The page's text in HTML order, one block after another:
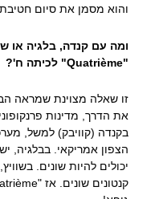
והוא מסמן את סיום חטיבת
ומה עם קנדה, בלגיה או
"Quatrième" לכיתה ח'?
זו שאלה מצוינת שמראה
את הדרך, מדינות
בקנדה (קוויבק) למשל,
הצפון אמריקאי. בבלגיה,
יכולים להיות שונים.